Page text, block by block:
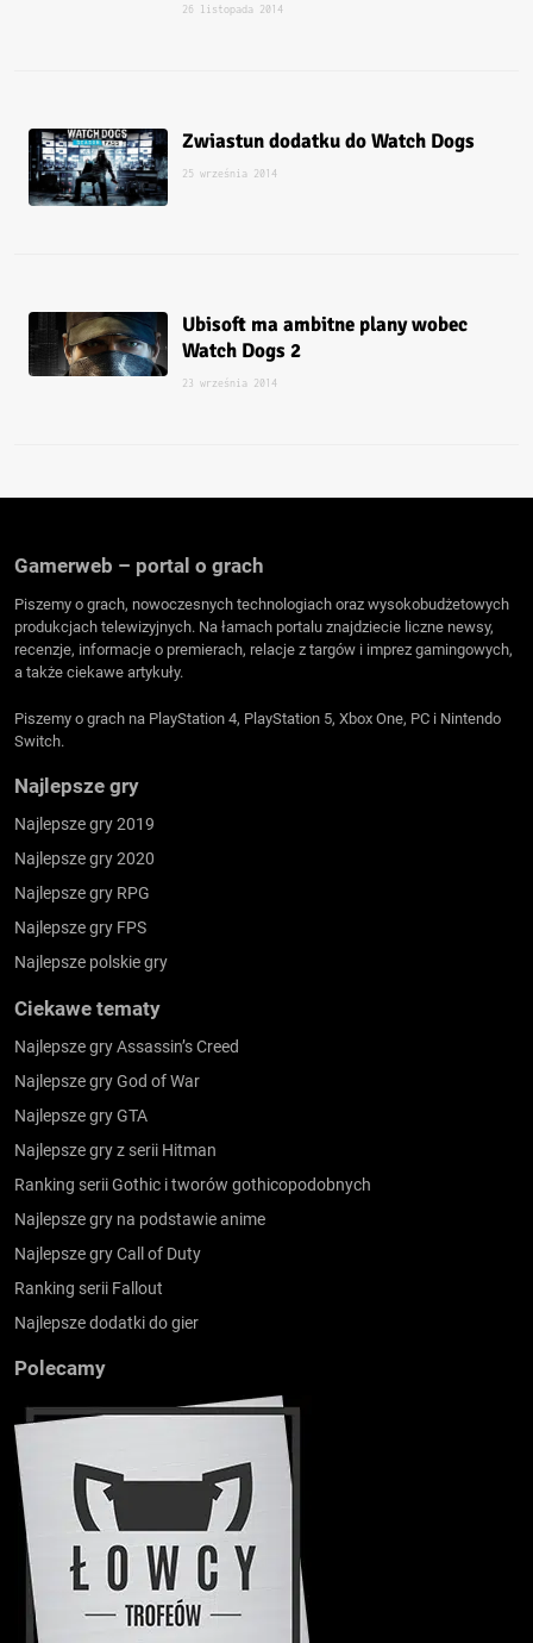
26 listopada 2014
Zwiastun dodatku do Watch Dogs
25 września 2014
Ubisoft ma ambitne plany wobec
Watch Dogs 2
23 września 2014
Gamerweb – portal o grach
Piszemy o grach, nowoczesnych technologiach oraz wysokobudżetowych
produkcjach telewizyjnych. Na łamach portalu znajdziecie liczne newsy,
recenzje, informacje o premierach, relacje z targów i imprez gamingowych,
a także ciekawe artykuły.
Piszemy o grach na PlayStation 4, PlayStation 5, Xbox One, PC i Nintendo
Switch.
Najlepsze gry
Najlepsze gry 2019
Najlepsze gry 2020
Najlepsze gry RPG
Najlepsze gry FPS
Najlepsze polskie gry
Ciekawe tematy
Najlepsze gry Assassin’s Creed
Najlepsze gry God of War
Najlepsze gry GTA
Najlepsze gry z serii Hitman
Ranking serii Gothic i tworów gothicopodobnych
Najlepsze gry na podstawie anime
Najlepsze gry Call of Duty
Ranking serii Fallout
Najlepsze dodatki do gier
Polecamy